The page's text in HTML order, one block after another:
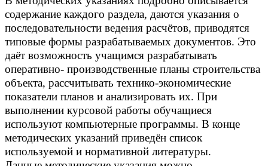
содержание каждого раздела, даются указания о
последовательности ведения расчётов, приводятся
типовые формы разрабатываемых документов. Это
даёт возможность учащимся разрабатывать
оперативно- производственные планы строительства
объекта, рассчитывать технико-экономические
показатели планов и анализировать их. При
выполнении курсовой работы обучащиеся
используют компьютерные программы. В конце
методических указаний приведён список
используемой и нормативной литературы.